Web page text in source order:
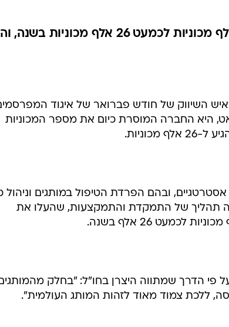
מכירות החברה עלו תוך 5 שנים מ-6 אלף מכוניות לכמעט 26 אלף מכוניות
השיווק של חודש פברואר של איגוד
היא החברה המוסרת כיום את מספר המכוניות
ובהם הפרדת הטיפול במותגים וניהול
תהליך של התמקדת והתמקצעות, שהעלו את
פי הדרך שמתווה היצרן בחו"ל: "בחלק
ללכת צמוד מאוד לזהות המותג העולמית".